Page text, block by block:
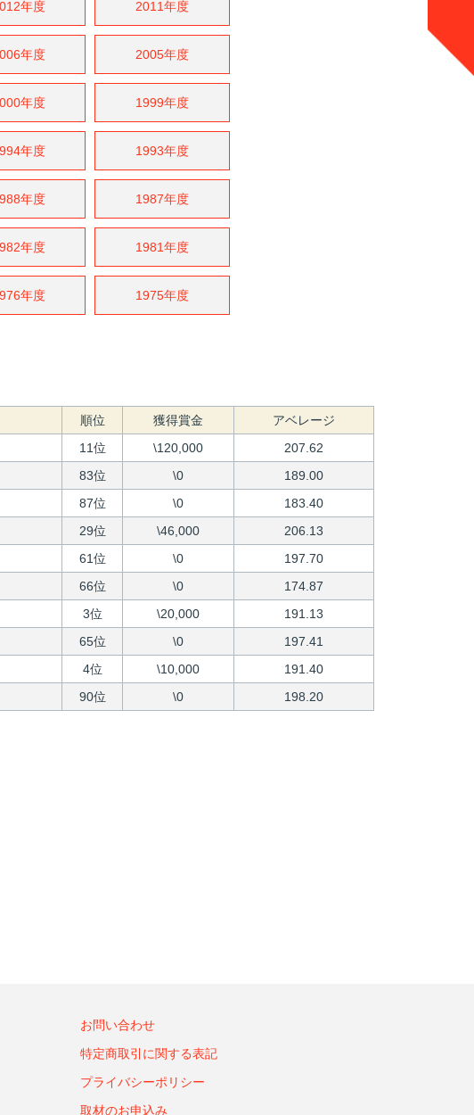
年度 2011年度
年度 2005年度
年度 1999年度
年度 1993年度
年度 1987年度
年度 1981年度
年度 1975年度
順位 獲得賞金
アベレージ
11位 \120,000
207.62
83位 \0
189.00
87位 \0
183.40
29位 \46,000
206.13
61位 \0
197.70
66位 \0
174.87
3位 \20,000
191.13
65位 \0
197.41
4位 \10,000
191.40
90位 \0 198.20
お問い合わせ
特定商取引に関する表記
プライバシーポリシー
取材のお申込み